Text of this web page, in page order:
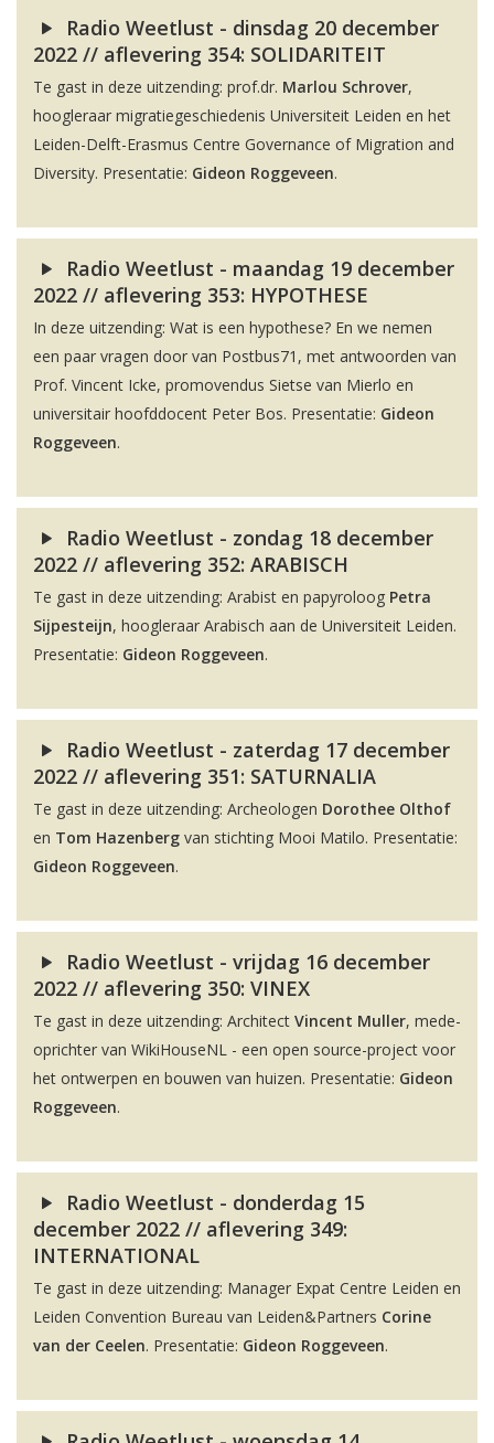
Radio Weetlust - dinsdag 20 december
2022 // aflevering 354: SOLIDARITEIT
Te gast in deze uitzending: prof.dr. Marlou Schrover,
hoogleraar migratiegeschiedenis Universiteit Leiden en het
Leiden-Delft-Erasmus Centre Governance of Migration and
Diversity. Presentatie: Gideon Roggeveen.
Radio Weetlust - maandag 19 december
2022 // aflevering 353: HYPOTHESE
In deze uitzending: Wat is een hypothese? En we nemen
een paar vragen door van Postbus71, met antwoorden van
Prof. Vincent Icke, promovendus Sietse van Mierlo en
universitair hoofddocent Peter Bos. Presentatie: Gideon
Roggeveen.
Radio Weetlust - zondag 18 december
2022 // aflevering 352: ARABISCH
Te gast in deze uitzending: Arabist en papyroloog Petra
Sijpesteijn, hoogleraar Arabisch aan de Universiteit Leiden.
Presentatie: Gideon Roggeveen.
Radio Weetlust - zaterdag 17 december
2022 // aflevering 351: SATURNALIA
Te gast in deze uitzending: Archeologen Dorothee Olthof
en Tom Hazenberg van stichting Mooi Matilo. Presentatie:
Gideon Roggeveen.
Radio Weetlust - vrijdag 16 december
2022 // aflevering 350: VINEX
Te gast in deze uitzending: Architect Vincent Muller, mede-
oprichter van WikiHouseNL - een open source-project voor
het ontwerpen en bouwen van huizen. Presentatie: Gideon
Roggeveen.
Radio Weetlust - donderdag 15
december 2022 // aflevering 349:
INTERNATIONAL
Te gast in deze uitzending: Manager Expat Centre Leiden en
Leiden Convention Bureau van Leiden&Partners Corine
van der Ceelen. Presentatie: Gideon Roggeveen.